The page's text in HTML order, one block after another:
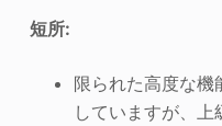
短所:
限られた高度な機
していますが、